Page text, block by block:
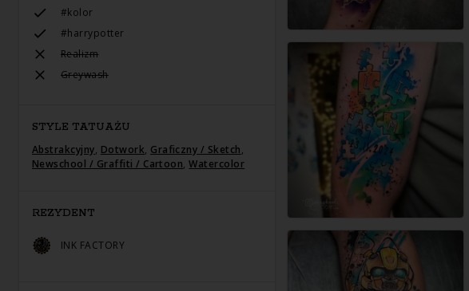
#kolor
#harrypotter
Realizm
Greywash
STYLE TATUAŻU
Abstrakcyjny, Dotwork, Graficzny / Sketch,
Newschool / Graffiti / Cartoon,Watercolor
REZYDENT
INK FACTORY